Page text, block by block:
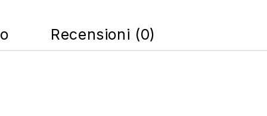
Recensioni (0)